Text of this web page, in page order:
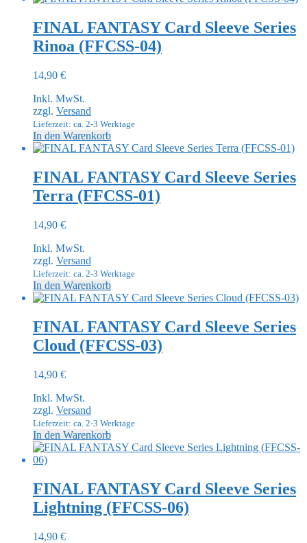
FINAL FANTASY Card Sleeve Series
Rinoa (FFCSS-04)
14,90 €
Inkl. MwSt.
zzgl. Versand
Lieferzeit: ca. 2-3 Werktage
In den Warenkorb
FINAL FANTASY Card Sleeve Series
Terra (FFCSS-01)
14,90 €
Inkl. MwSt.
zzgl. Versand
Lieferzeit: ca. 2-3 Werktage
In den Warenkorb
FINAL FANTASY Card Sleeve Series
Cloud (FFCSS-03)
14,90 €
Inkl. MwSt.
zzgl. Versand
Lieferzeit: ca. 2-3 Werktage
In den Warenkorb
FINAL FANTASY Card Sleeve Series
Lightning (FFCSS-06)
14,90 €